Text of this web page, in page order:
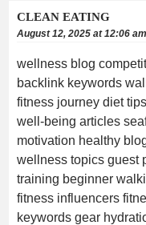
CLEAN EATING
August 12, 2025 at 12:06 am
wellness blog
backlink keywords
fitness journey diet
well‑being articles
motivation healthy
wellness topics guest
training beginner
fitness influencers
keywords gear